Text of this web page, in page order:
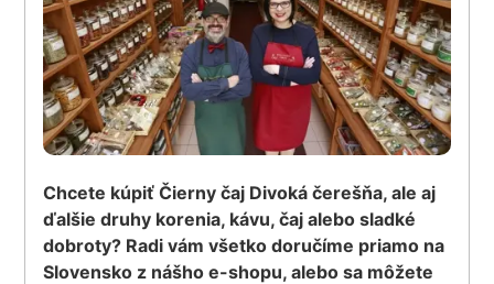
Chcete kúpiť Čierny čaj Divoká čerešňa, ale aj
ďalšie druhy korenia, kávu, čaj alebo sladké
dobroty? Radi vám všetko doručíme priamo na
Slovensko z nášho e-shopu, alebo sa môžete